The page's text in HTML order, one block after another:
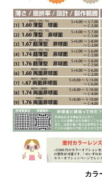
カラ